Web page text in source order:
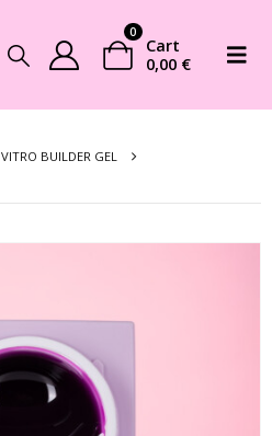
0
Cart
0,00 €
VITRO BUILDER GEL